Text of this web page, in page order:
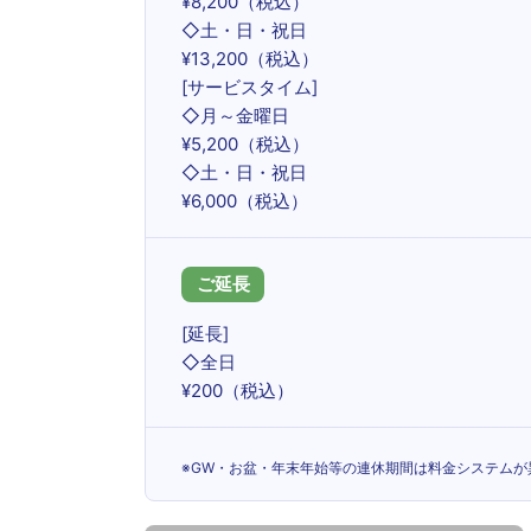
◇土・日・祝日
¥13,200（税込）
[サービスタイム]
◇月～金曜日
¥5,200（税込）
◇土・日・祝日
¥6,000（税込）
ご延長
[延長]
◇全日
¥200（税込）
※GW・お盆・年末年始等の連休期間は料金システムが